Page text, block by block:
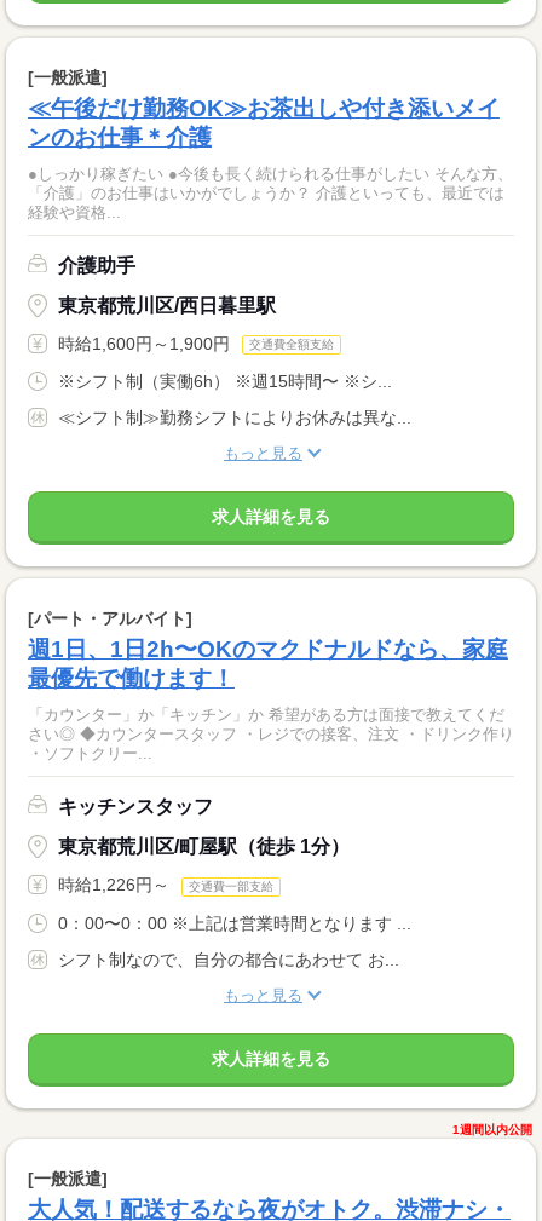
[一般派遣]
≪午後だけ勤務OK≫お茶出しや付き添いメイ
ンのお仕事＊介護
●しっかり稼ぎたい ●今後も長く続けられる仕事がしたい そんな方、
「介護」のお仕事はいかがでしょうか？ 介護といっても、最近では
経験や資格...
介護助手
東京都荒川区/西日暮里駅
時給1,600円～1,900円 交通費全額支給
※シフト制（実働6h） ※週15時間〜 ※シ...
≪シフト制≫勤務シフトによりお休みは異な...
もっと見る
求人詳細を見る
[パート・アルバイト]
週1日、1日2h〜OKのマクドナルドなら、家庭
最優先で働けます！
「カウンター」か「キッチン」か 希望がある方は面接で教えてくだ
さい◎ ◆カウンタースタッフ ・レジでの接客、注文 ・ドリンク作り
・ソフトクリー...
キッチンスタッフ
東京都荒川区/町屋駅（徒歩 1分）
時給1,226円～ 交通費一部支給
0：00〜0：00 ※上記は営業時間となります ...
シフト制なので、自分の都合にあわせて お...
もっと見る
求人詳細を見る
1週間以内公開
[一般派遣]
大人気！配送するなら夜がオトク。渋滞ナシ・